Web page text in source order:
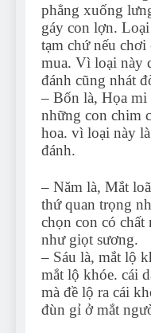
phẳng xuống
gáy con lợn.
tạm chứ nếu
mua. Vì loại này
đánh cũng nhát
– Bốn là, Họa mi
những con chim
hoa. vì loại này
đánh.
– Năm là, Mắt
thứ quan trọng
chọn con có chất
như giọt sương.
– Sáu là, mắt lộ
mắt lộ khóe. cái
mà đề lộ ra cái
đùn gỉ ở mắt